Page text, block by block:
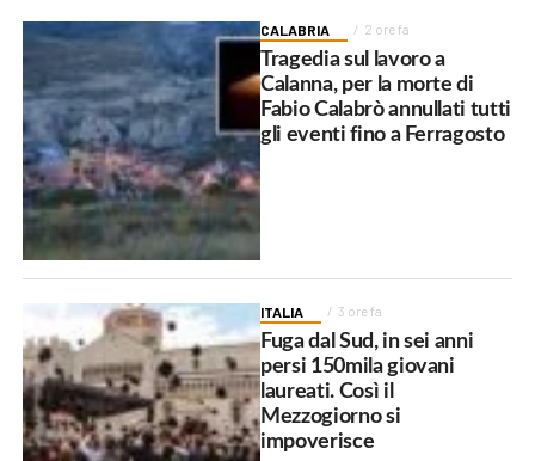
CALABRIA 2 ore fa
Tragedia sul lavoro a
Calanna, per la morte di
Fabio Calabrò annullati tutti
gli eventi fino a Ferragosto
ITALIA 3 ore fa
Fuga dal Sud, in sei anni
persi 150mila giovani
laureati. Così il
Mezzogiorno si
impoverisce